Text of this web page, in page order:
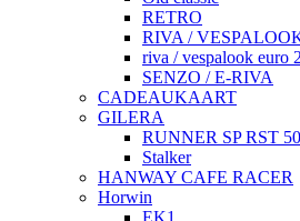
RETRO
RIVA /
riva / vespalook euro 2
SENZO / E-RIVA
CADEAUKAART
GILERA
RUNNER SP RST 50
Stalker
HANWAY CAFE RACER
Horwin